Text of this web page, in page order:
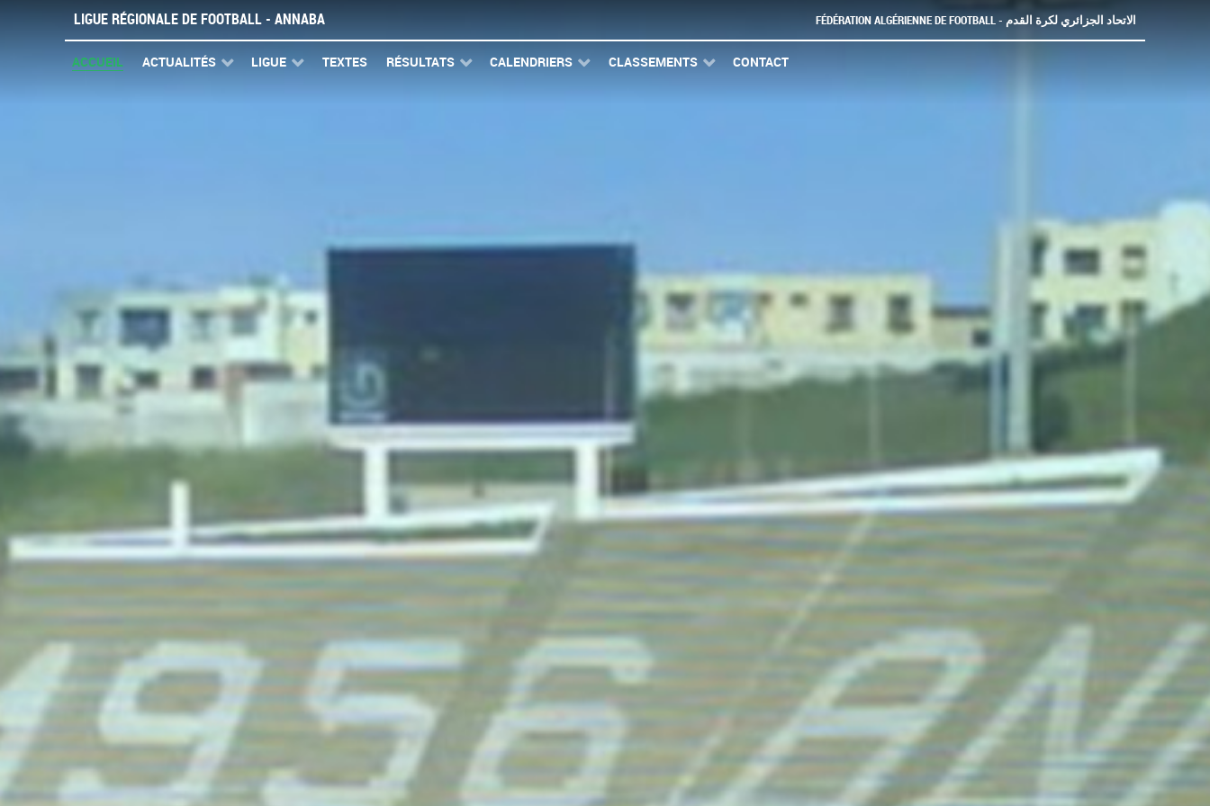
LIGUE RÉGIONALE DE FOOTBALL - ANNABA FÉDÉRATION ALGÉRIENNE DE FOOTBALL - الاتحاد الجزائري لكرة القدم
ACCUEIL ACTUALITÉS LIGUE TEXTES RÉSULTATS CALENDRIERS CLASSEMENTS CONTACT